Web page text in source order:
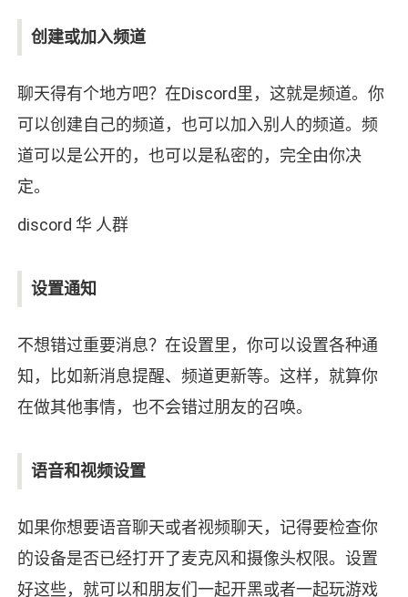
创建或加入频道
聊天得有个地方吧？在Discord里，这就是频道。你
可以创建自己的频道，也可以加入别人的频道。频
道可以是公开的，也可以是私密的，完全由你决
定。
discord 华 人群
设置通知
不想错过重要消息？在设置里，你可以设置各种通
知，比如新消息提醒、频道更新等。这样，就算你
在做其他事情，也不会错过朋友的召唤。
语音和视频设置
如果你想要语音聊天或者视频聊天，记得要检查你
的设备是否已经打开了麦克风和摄像头权限。设置
好这些，就可以和朋友们一起开黑或者一起玩游戏